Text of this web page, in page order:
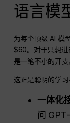
语言模
为每个顶级 AI 模
$60。对于只想进
是一笔不小的开支
这正是聪明的学
一体化
问